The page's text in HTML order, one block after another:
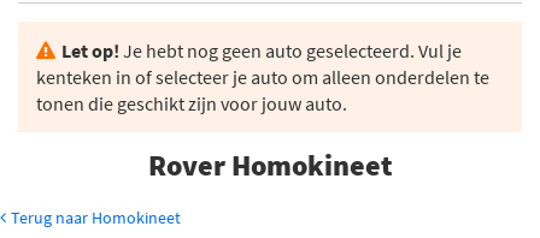
Let op! Je hebt nog geen auto geselecteerd. Vul je
kenteken in of selecteer je auto om alleen onderdelen te
tonen die geschikt zijn voor jouw auto.
Rover Homokineet
Terug naar Homokineet